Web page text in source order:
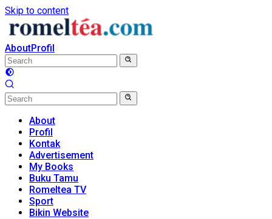
Skip to content
AboutProfil
About
Profil
Kontak
Advertisement
My Books
Buku Tamu
Romeltea TV
Sport
Bikin Website